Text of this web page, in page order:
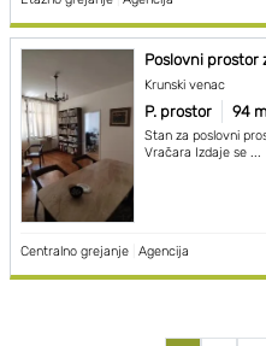
Poslovni prostor
Krunski venac
P. prostor 94 m
Stan za poslovni
Vračara Izdaje se ...
Centralno grejanje Agencija